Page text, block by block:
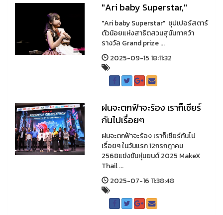
"Ari baby Superstar,"
"Ari baby Superstar" ซุปเปอร์สตาร์
ตัวน้อยแห่งสาธิตสวนสุนันทาคว้า
รางวัล Grand prize ...
2025-09-15 18:11:32
ฝนจะตกฟ้าจะร้อง เราก็เชียร์
กันไปเรื่อยๆ
ฝนจะตกฟ้าจะร้อง เราก็เชียร์กันไป
เรื่อยๆ ในวันแรก 12กรกฎาคม
2568แข่งขันหุ่นยนต์ 2025 MakeX
Thail ...
2025-07-16 11:38:48